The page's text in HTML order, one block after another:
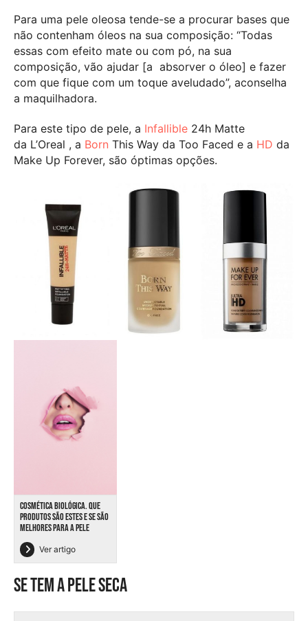
Para uma pele oleosa tende-se a procurar bases que
não contenham óleos na sua composição: “Todas
essas com efeito mate ou com pó, na sua
composição, vão ajudar [a absorver o óleo] e fazer
com que fique com um toque aveludado”, aconselha
a maquilhadora.
Para este tipo de pele, a Infallible 24h Matte
da L’Oreal , a Born This Way da Too Faced e a HD da
Make Up Forever, são óptimas opções.
COSMÉTICA BIOLÓGICA. QUE
PRODUTOS SÃO ESTES E SE SÃO
MELHORES PARA A PELE
Ver artigo
Se tem a pele seca